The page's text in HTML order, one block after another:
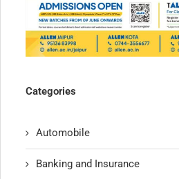
Categories
Automobile
Banking and Insurance